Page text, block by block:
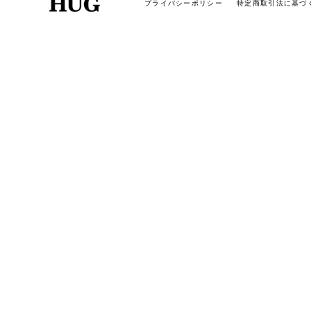
プライバシーポリシー 特定商取引法に基づ